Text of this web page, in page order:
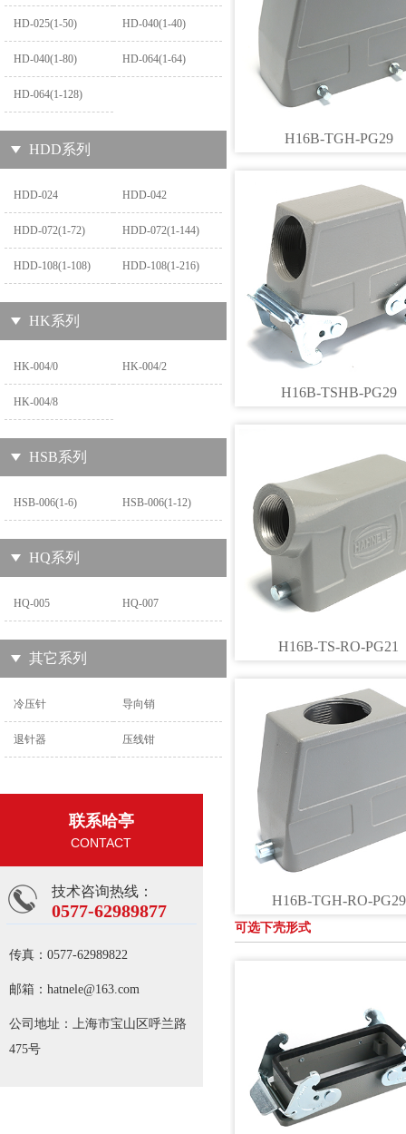
H16B-TGH-PG29
H16B-TSHB-PG29
H16B-TS-RO-PG21
H16B-TGH-RO-PG29
可选下壳形式
HD-025(1-50) HD-040(1-40)
HD-040(1-80) HD-064(1-64)
HD-064(1-128)
HDD系列
HDD-024 HDD-042
HDD-072(1-72) HDD-072(1-144)
HDD-108(1-108) HDD-108(1-216)
HK系列
HK-004/0 HK-004/2
HK-004/8
HSB系列
HSB-006(1-6) HSB-006(1-12)
HQ系列
HQ-005 HQ-007
其它系列
冷压针 导向销
退针器 压线钳
联系哈亭
CONTACT
技术咨询热线：
0577-62989877
传真： 0577-62989822
邮箱： hatnele@163.com
公司地址： 上海市宝山区呼兰路
475号